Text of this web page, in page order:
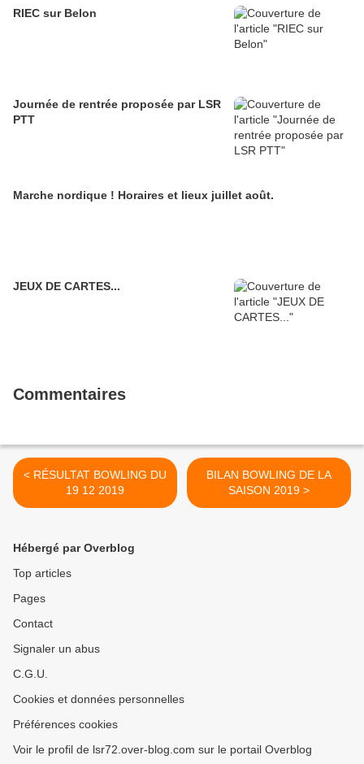
RIEC sur Belon
Journée de rentrée proposée par LSR
PTT
Marche nordique ! Horaires et lieux juillet août.
JEUX DE CARTES...
Commentaires
< RÉSULTAT BOWLING DU
19 12 2019
BILAN BOWLING DE LA
SAISON 2019 >
Hébergé par Overblog
Top articles
Pages
Contact
Signaler un abus
C.G.U.
Cookies et données personnelles
Préférences cookies
Voir le profil de lsr72.over-blog.com sur le portail Overblog